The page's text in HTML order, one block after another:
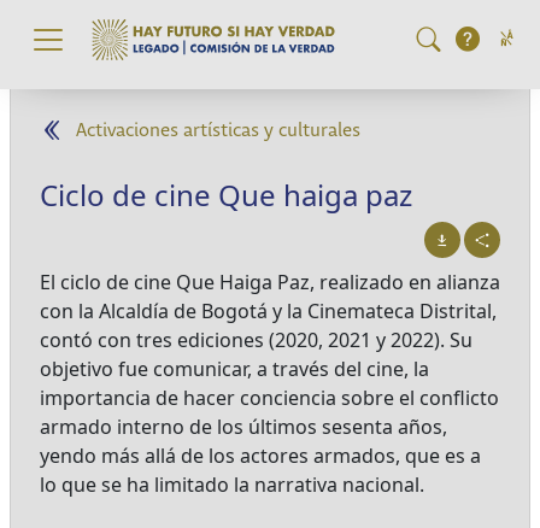
Pasar al contenido principal
Activaciones artísticas y culturales
Ciclo de cine Que haiga paz
El ciclo de cine Que Haiga Paz, realizado en alianza
con la Alcaldía de Bogotá y la Cinemateca Distrital,
contó con tres ediciones (2020, 2021 y 2022). Su
objetivo fue comunicar, a través del cine, la
importancia de hacer conciencia sobre el conflicto
armado interno de los últimos sesenta años,
yendo más allá de los actores armados, que es a
lo que se ha limitado la narrativa nacional.